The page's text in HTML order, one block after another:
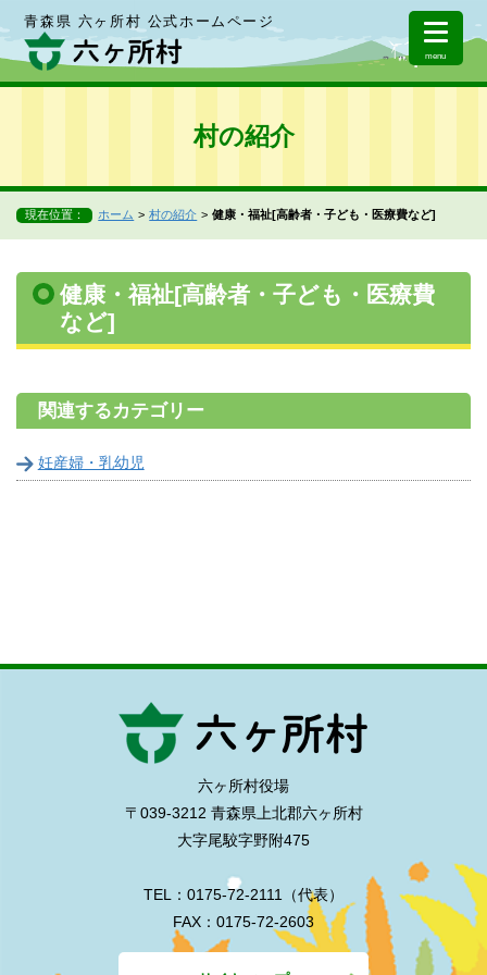
青森県 六ヶ所村 公式ホームページ
menu
村の紹介
現在位置： ホーム 村の紹介 健康・福祉[高齢者・子ども・医療費など]
健康・福祉[高齢者・子ども・医療費
など]
関連するカテゴリー
妊産婦・乳幼児
六ヶ所村役場
〒039-3212 青森県上北郡六ヶ所村
大字尾駮字野附475
TEL：0175-72-2111（代表）
FAX：0175-72-2603